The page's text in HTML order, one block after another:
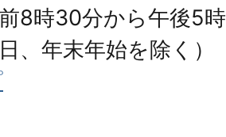
8時30分から午後5
、年末年始を除く）